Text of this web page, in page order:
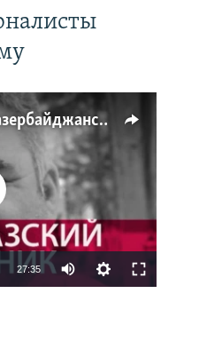
Имидж – все. Почему азербайджанские правозащитники и независимые журналисты попадают в тюрьму
available
27:35